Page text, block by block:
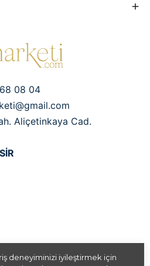
deneyiminizi iyileştirmek için
08 04
Aliçetinkaya Cad.